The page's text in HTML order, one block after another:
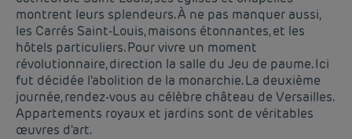
montrent leurs splendeurs. À ne pas manquer aussi,
les Carrés Saint-Louis, maisons étonnantes, et les
hôtels particuliers. Pour vivre un moment
révolutionnaire, direction la salle du Jeu de paume. Ici
fut décidée l'abolition de la monarchie. La deuxième
journée, rendez-vous au célèbre château de Versailles.
Appartements royaux et jardins sont de véritables
œuvres d'art.